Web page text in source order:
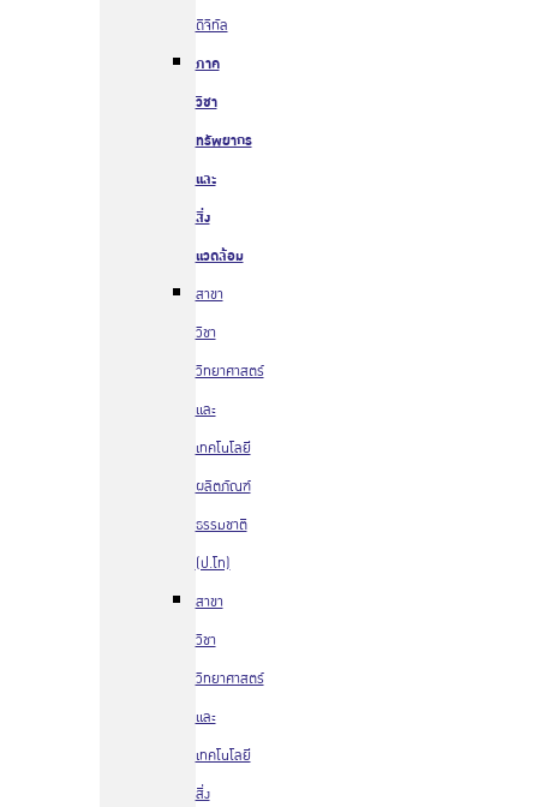
ดิจิทัล
ภาค
วิชา
ทรัพยากร
และ
สิ่ง
แวดล้อม
สาขา
วิชา
วิทยาศาสตร์
และ
เทคโนโลยี
ผลิตภัณฑ์
ธรรมชาติ
(ป.โท)
สาขา
วิชา
วิทยาศาสตร์
และ
เทคโนโลยี
สิ่ง